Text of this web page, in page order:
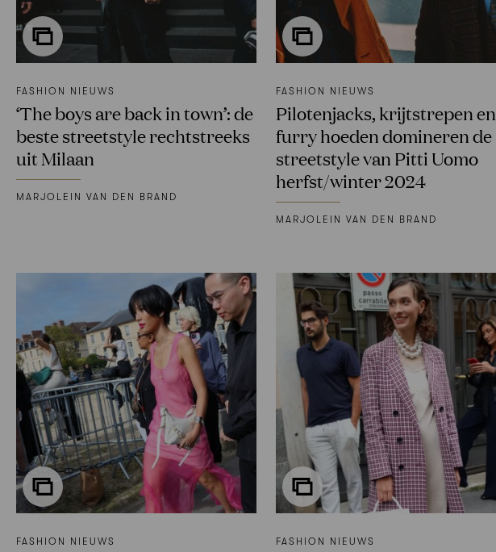
FASHION NIEUWS
‘The boys are back in town’: de
beste streetstyle rechtstreeks
uit Milaan
MARJOLEIN VAN DEN BRAND
FASHION NIEUWS
Pilotenjacks, krijtstrepen en
furry hoeden domineren de
streetstyle van Pitti Uomo
herfst/winter 2024
MARJOLEIN VAN DEN BRAND
FASHION NIEUWS FASHION NIEUWS